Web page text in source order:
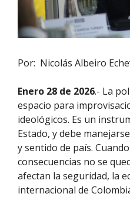
Por: Nicolás Albeiro
Enero 28 de 2026.- La
espacio para
ideológicos. Es un
Estado, y debe
y sentido de país.
consecuencias no se
afectan la seguridad, la
internacional de